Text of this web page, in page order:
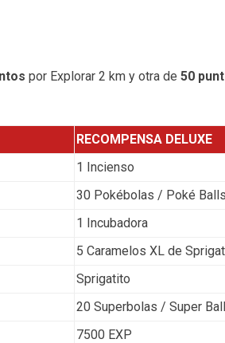
por Explorar 2 km y otra de 50
RECOMPENSA DELUXE
1 Incienso
30 Pokébolas / Poké Balls
1 Incubadora
5 Caramelos XL de
Sprigatito
20 Superbolas / Super
7500 EXP